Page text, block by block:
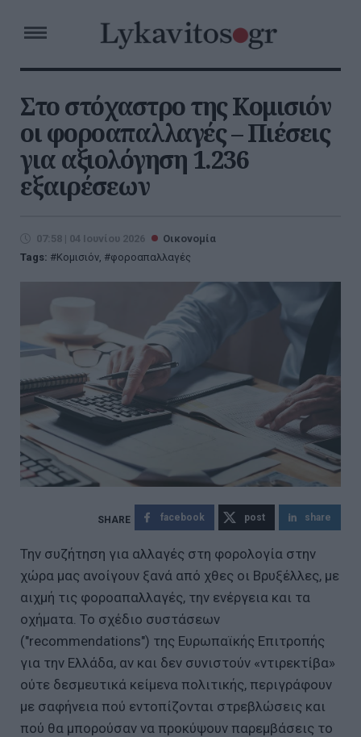
Στο στόχαστρο της Κομισιόν
οι φοροαπαλλαγές – Πιέσεις
για αξιολόγηση 1.236
εξαιρέσεων
07:58 | 04 Ιουνίου 2026
Οικονομία
Tags:
Κομισιόν, φοροαπαλλαγές
facebook post share
Την συζήτηση για αλλαγές στη φορολογία στην
χώρα μας ανοίγουν ξανά από χθες οι Βρυξέλλες, με
αιχμή τις φοροαπαλλαγές, την ενέργεια και τα
οχήματα. Το σχέδιο συστάσεων
("recommendations") της Ευρωπαϊκής Επιτροπής
για την Ελλάδα, αν και δεν συνιστούν «ντιρεκτίβα»
ούτε δεσμευτικά κείμενα πολιτικής, περιγράφουν
με σαφήνεια πού εντοπίζονται στρεβλώσεις και
πού θα μπορούσαν να προκύψουν παρεμβάσεις το